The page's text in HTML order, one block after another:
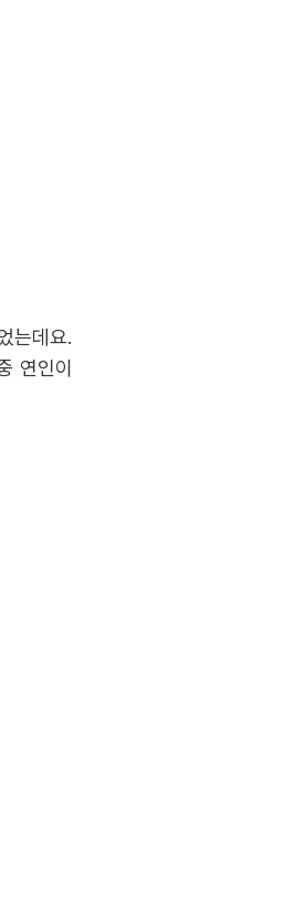
는데요.
연인이